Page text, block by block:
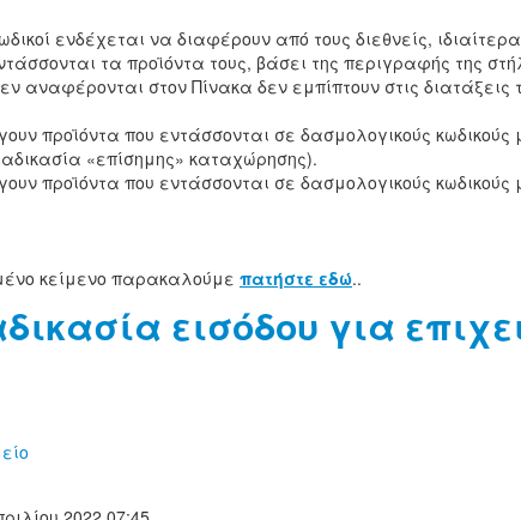
ενδέχεται να διαφέρουν από τους διεθνείς,
τα προϊόντα τους, βάσει της περιγραφής της
αναφέρονται στον Πίνακα δεν εμπίπτουν στις
προϊόντα που εντάσσονται σε δασμολογικούς
«επίσημης» καταχώρησης).
προϊόντα που εντάσσονται σε δασμολογικούς
κείμενο παρακαλούμε πατήστε εδώ..
εισόδου για